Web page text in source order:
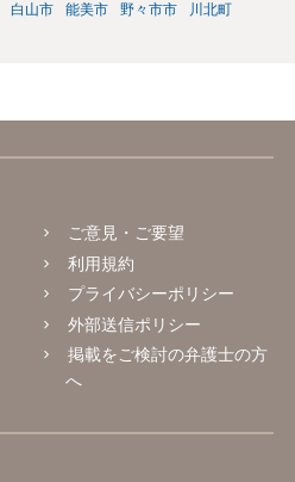
白山市 能美市 野々市市
川北町
ご意見・ご要望
利用規約
プライバシーポリシー
外部送信ポリシー
掲載をご検討の弁護士の方
へ